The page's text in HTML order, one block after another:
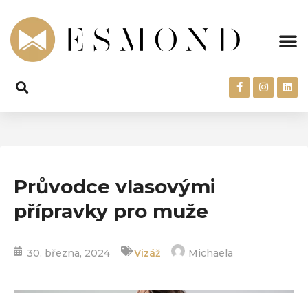
Průvodce vlasovými
přípravky pro muže
30. března, 2024 Vizáž Michaela